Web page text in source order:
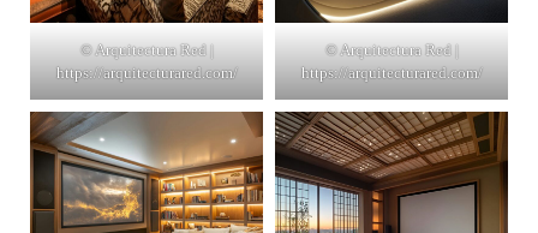
© Arquitectura Red |
https://arquitecturared.com/
© Arquitectura Red |
https://arquitecturared.com/